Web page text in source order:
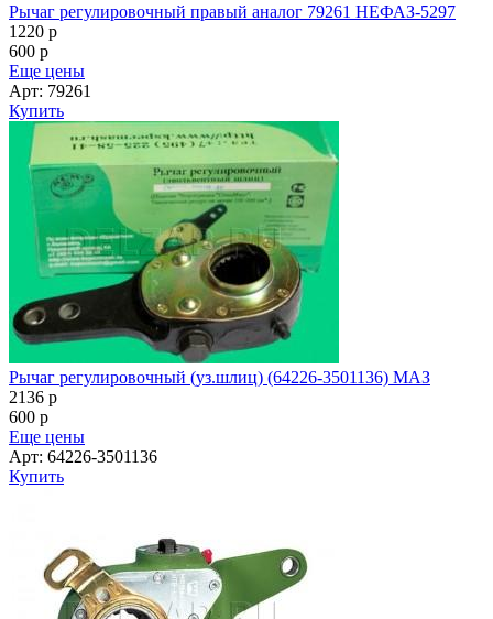
Рычаг регулировочный правый аналог 79261 НЕФАЗ-5297
1220 p
600 p
Еще цены
Арт: 79261
Купить
Рычаг регулировочный (уз.шлиц) (64226-3501136) МАЗ
2136 p
600 p
Еще цены
Арт: 64226-3501136
Купить